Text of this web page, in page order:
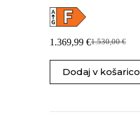
1.530,00€
Izvirna
je
bila:
1.369,99 €
Trenutna
je:
1.369,99 €.
Dodaj v košarico